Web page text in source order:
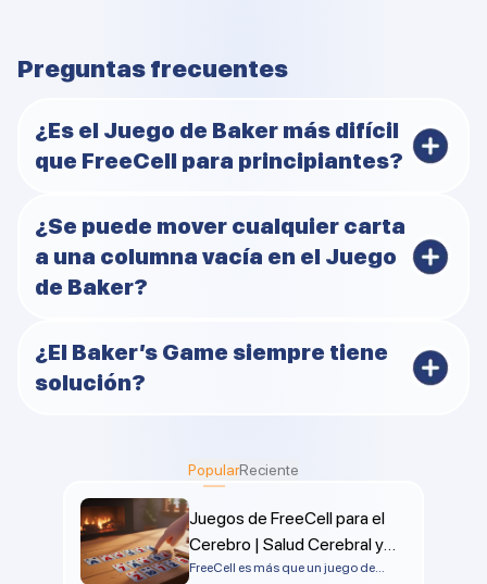
Preguntas frecuentes
¿Es el Juego de Baker más difícil
que FreeCell para principiantes?
Sí, el Juego de Baer es más difícil porque las cartas se
construyen por palo. Los principiantes suelen
encontrarlo más desafiante que FreeCell.
¿Se puede mover cualquier carta
a una columna vacía en el Juego
de Baker?
Sí, cualquier carta se puede colocar en una columna
vacía. Sin embargo, es muy importante usar las
columnas vacías con inteligencia.
¿El Baker’s Game siempre tiene
solución?
buena planificación y movimientos cuidadosos
aumentan considerablemente las posibilidades de
ganar.
PopularReciente
Juegos de FreeCell para el
Cerebro | Salud Cerebral y
Mejora Cognitiva
FreeCell es más que un juego de